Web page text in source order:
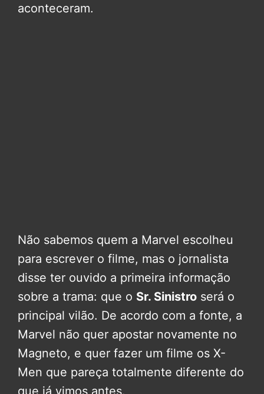
aconteceram.
Não sabemos quem a Marvel escolheu
para escrever o filme, mas o jornalista
disse ter ouvido a primeira informação
sobre a trama: que o Sr. Sinistro será o
principal vilão. De acordo com a fonte, a
Marvel não quer apostar novamente no
Magneto, e quer fazer um filme os X-
Men que pareça totalmente diferente do
que já vimos antes.